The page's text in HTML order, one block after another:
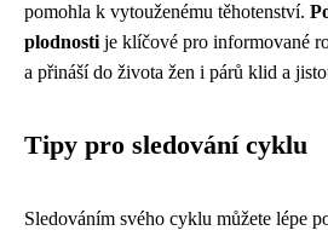
pomohla k vytouženému těhotenství.
plodnosti je klíčové pro informované
a přináší do života žen i párů klid a
Tipy pro sledování cyklu
Sledováním svého cyklu můžete lépe